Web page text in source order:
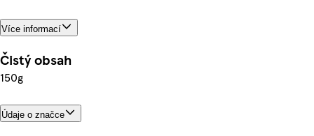
Více informací
Čistý obsah
150g
Údaje o značce